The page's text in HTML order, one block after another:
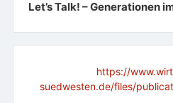
Let’s Talk! – Generationen
https://
suedwesten.de/files/